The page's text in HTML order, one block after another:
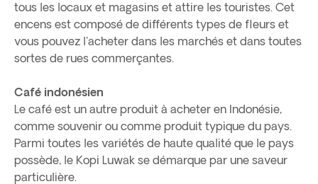
tous les locaux et magasins et attire les touristes. Cet
encens est composé de différents types de fleurs et
vous pouvez l'acheter dans les marchés et dans toutes
sortes de rues commerçantes.
Café indonésien
Le café est un autre produit à acheter en Indonésie,
comme souvenir ou comme produit typique du pays.
Parmi toutes les variétés de haute qualité que le pays
possède, le Kopi Luwak se démarque par une saveur
particulière.